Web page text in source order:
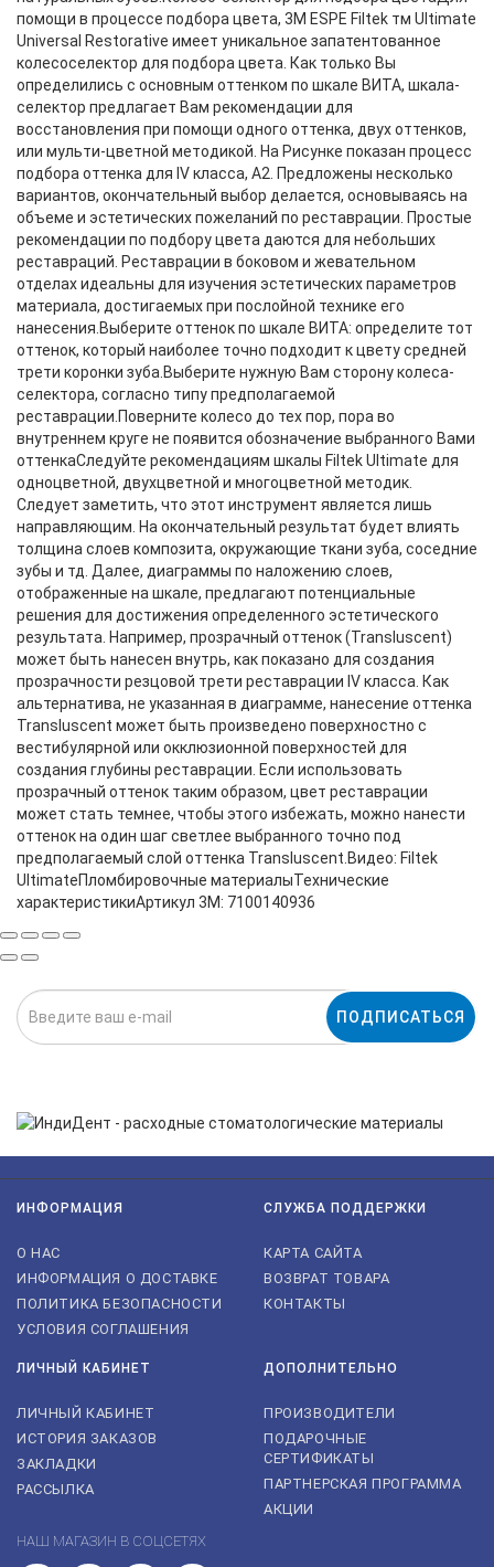
ПОДПИСАТЬСЯ
ИНФОРМАЦИЯ
О НАС
ИНФОРМАЦИЯ О ДОСТАВКЕ
ПОЛИТИКА БЕЗОПАСНОСТИ
УСЛОВИЯ СОГЛАШЕНИЯ
СЛУЖБА ПОДДЕРЖКИ
КАРТА САЙТА
ВОЗВРАТ ТОВАРА
КОНТАКТЫ
ЛИЧНЫЙ КАБИНЕТ
ЛИЧНЫЙ КАБИНЕТ
ИСТОРИЯ ЗАКАЗОВ
ЗАКЛАДКИ
РАССЫЛКА
ДОПОЛНИТЕЛЬНО
ПРОИЗВОДИТЕЛИ
ПОДАРОЧНЫЕ
СЕРТИФИКАТЫ
ПАРТНЕРСКАЯ ПРОГРАММА
АКЦИИ
НАШ МАГАЗИН В СОЦСЕТЯХ